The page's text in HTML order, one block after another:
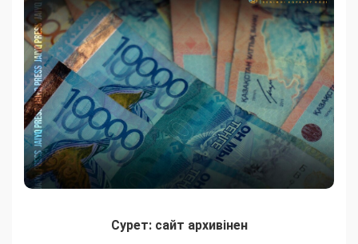
Сурет: сайт архивінен